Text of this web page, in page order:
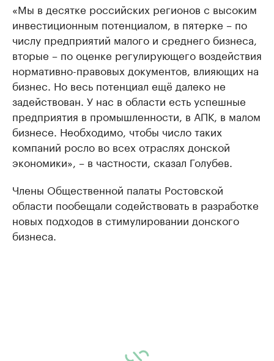
«Мы в десятке российских регионов с высоким
инвестиционным потенциалом, в пятерке – по
числу предприятий малого и среднего бизнеса,
вторые – по оценке регулирующего воздействия
нормативно-правовых документов, влияющих на
бизнес. Но весь потенциал ещё далеко не
задействован. У нас в области есть успешные
предприятия в промышленности, в АПК, в малом
бизнесе. Необходимо, чтобы число таких
компаний росло во всех отраслях донской
экономики», – в частности, сказал Голубев.
Члены Общественной палаты Ростовской
области пообещали содействовать в разработке
новых подходов в стимулировании донского
бизнеса.